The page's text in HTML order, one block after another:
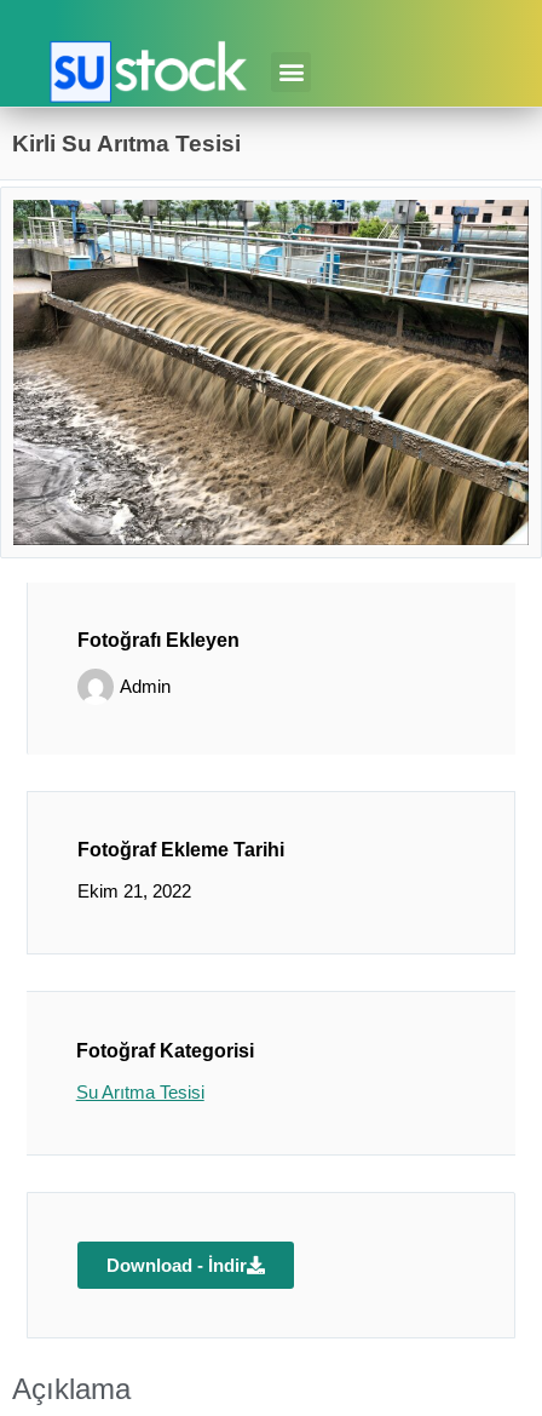
Kirli Su Arıtma Tesisi
Fotoğrafı Ekleyen
Admin
Fotoğraf Ekleme Tarihi
Ekim 21, 2022
Fotoğraf Kategorisi
Su Arıtma Tesisi
Download - İndir
Açıklama